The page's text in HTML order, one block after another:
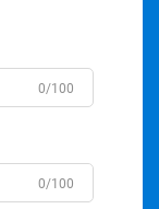
0/100
0/100